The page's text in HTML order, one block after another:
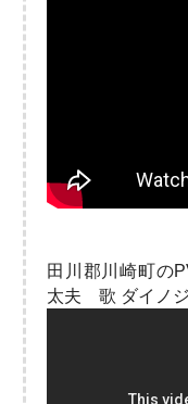
田川郡川崎町の
太夫 歌 ダイノ